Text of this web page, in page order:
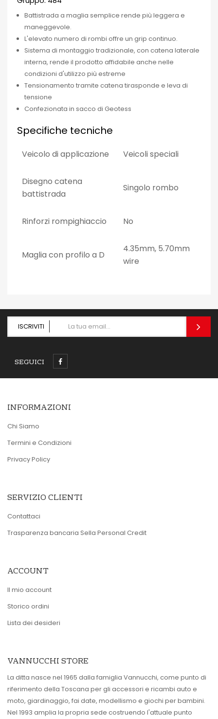
Battistrada a maglia semplice rende più leggera e
maneggevole.
L'elevato numero di rombi offre un grip continuo.
Sistema di montaggio tradizionale, con catena laterale
interna, rende il prodotto affidabile anche nelle
condizioni d'utilizzo più estreme
Tensionamento tramite catena tirasponde e leva di
tensione
Confezionata in sacco di Geotess
Specifiche tecniche
Veicolo di applicazione Veicoli speciali
Disegno catena
battistrada
Singolo rombo
Rinforzi rompighiaccio No
Maglia con profilo a D
4.35mm, 5.70mm
wire
ISCRIVITI
SEGUICI
INFORMAZIONI
Chi Siamo
Termini e Condizioni
Privacy Policy
SERVIZIO CLIENTI
Contattaci
Trasparenza bancaria Sella Personal Credit
ACCOUNT
Il mio account
Storico ordini
Lista dei desideri
VANNUCCHI STORE
La ditta nasce nel 1965 dalla famiglia Vannucchi, come punto di
riferimento della Toscana per gli accessori e ricambi auto e
moto, giardinaggio, fai date, modellismo e giochi per bambini.
Nel 1993 amplia la propria sede costruendo l'attuale punto